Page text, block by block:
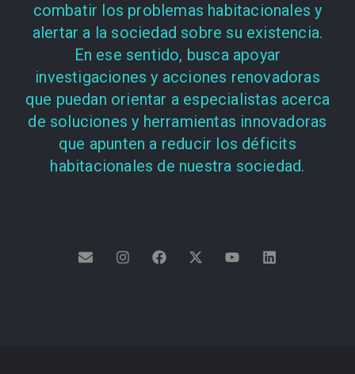
combatir los problemas habitacionales y
alertar a la sociedad sobre su existencia.
En ese sentido, busca apoyar
investigaciones y acciones renovadoras
que puedan orientar a especialistas acerca
de soluciones y herramientas innovadoras
que apunten a reducir los déficits
habitacionales de nuestra sociedad.